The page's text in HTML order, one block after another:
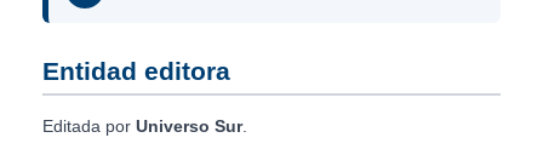
Entidad editora
Editada por Universo Sur.